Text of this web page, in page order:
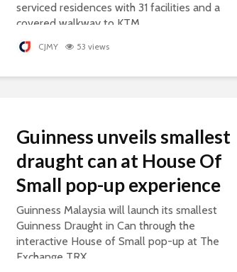
serviced residences with 31 facilities and a
covered walkway to KTM.
CJMY 53 views
Guinness unveils smallest
draught can at House Of
Small pop-up experience
Guinness Malaysia will launch its smallest
Guinness Draught in Can through the
interactive House of Small pop-up at The
Exchange TRX.